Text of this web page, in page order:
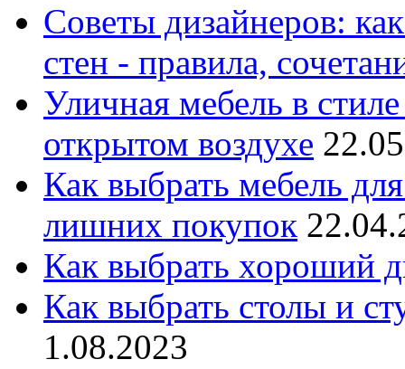
Советы дизайнеров:
стен - правила,
Уличная мебель в
открытом воздухе
Как выбрать мебель
лишних покупок
Как выбрать хороший
Как выбрать столы и
1.08.2023